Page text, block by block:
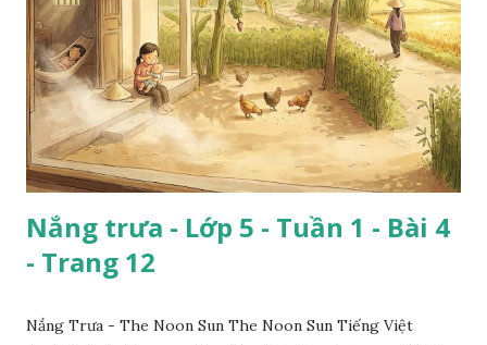
Nắng trưa - Lớp 5 - Tuần 1 - Bài 4
- Trang 12
Nắng Trưa - The Noon Sun The Noon Sun Tiếng Việt